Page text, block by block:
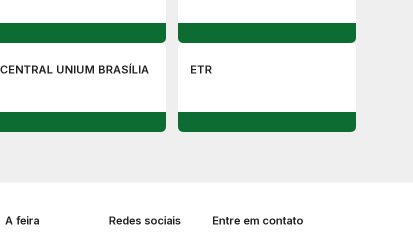
CENTRAL UNIUM BRASÍLIA ETR
A feira Redes sociais Entre em contato